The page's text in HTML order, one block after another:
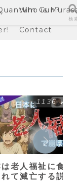
Gun?
Who is
Contact
は老人福祉に食い
れて滅亡する説
1136
検